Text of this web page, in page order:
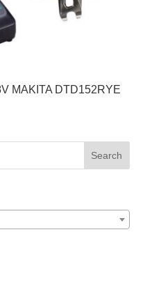
MAKITA DTD152RYE